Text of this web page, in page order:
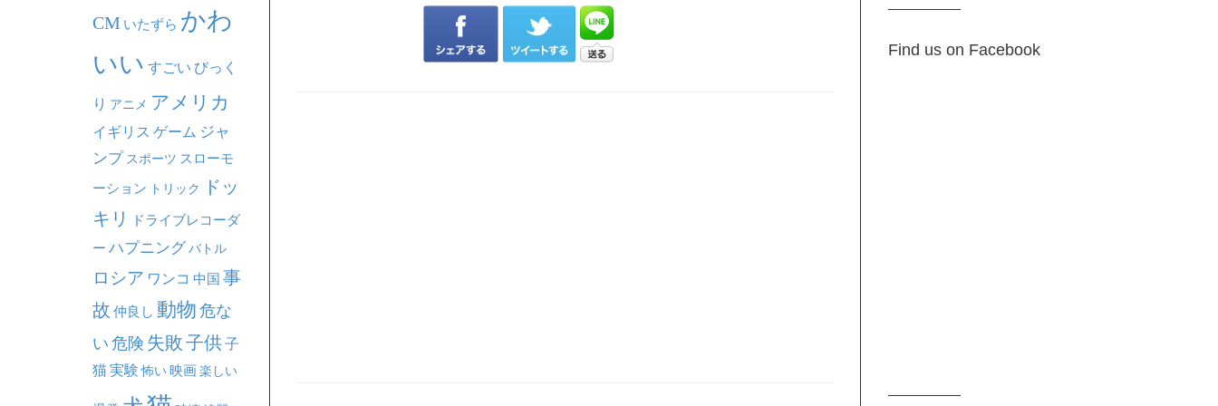
Find us on Facebook
CM いたずら かわ
いい すごい びっく
り アニメ アメリカ
イギリス ゲーム ジャ
ンプ スポーツ スローモ
ーション トリック
ドッ
キリ
ドライブレコーダ
ー ハプニング バトル
ロシア ワンコ 中国 事
故 仲良し 動物 危な
い 危険 失敗子供子
猫実験 怖い映画楽しい